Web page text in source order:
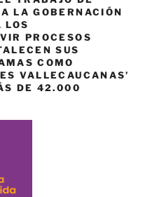
LA GOBERNACIÓN
LOS
PROCESOS
SUS
COMO
VALLECAUCANAS’
DE 42.000